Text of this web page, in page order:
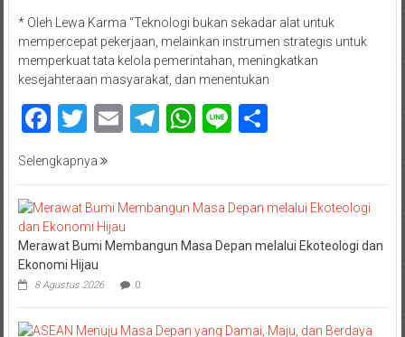
* Oleh Lewa Karma “Teknologi bukan sekadar alat untuk
mempercepat pekerjaan, melainkan instrumen strategis untuk
memperkuat tata kelola pemerintahan, meningkatkan
kesejahteraan masyarakat, dan menentukan
Facebook
Twitter
EmailTelegram
WhatsApp
LineShare
Selengkapnya
Merawat Bumi Membangun Masa Depan melalui Ekoteologi dan
Ekonomi Hijau
8 Agustus 2026 0